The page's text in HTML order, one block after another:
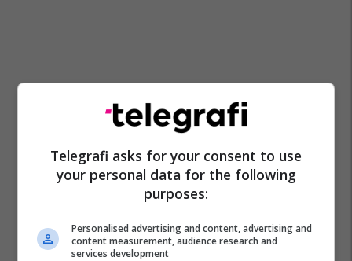
Telegrafi asks for your consent to use
your personal data for the following
purposes:
Personalised advertising and content, advertising and
content measurement, audience research and
services development